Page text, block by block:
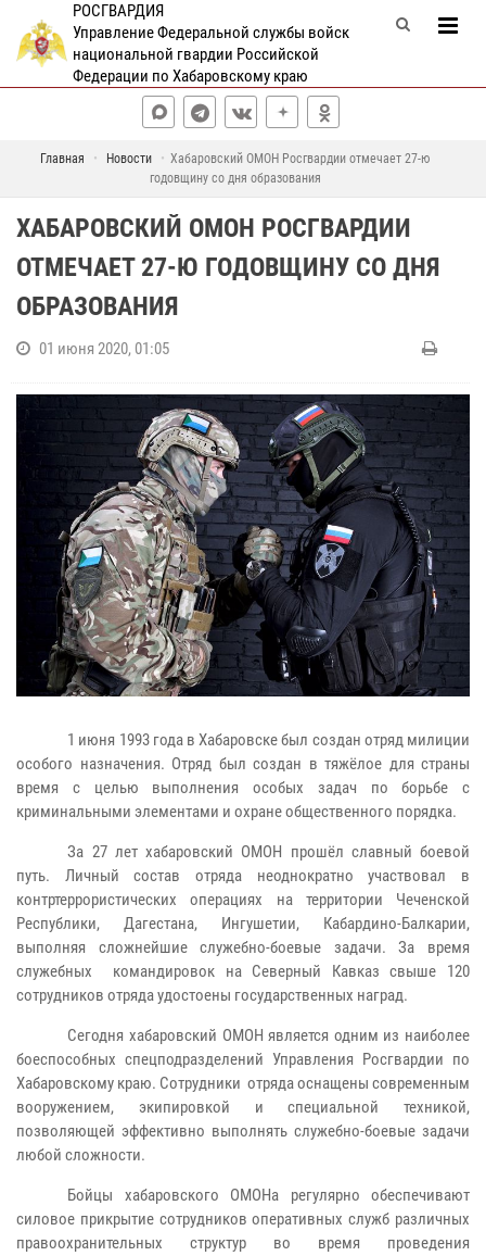
РОСГВАРДИЯ
Управление Федеральной службы войск
национальной гвардии Российской
Федерации по Хабаровскому краю
Главная Новости
Хабаровский ОМОН Росгвардии отмечает 27-ю
годовщину со дня образования
ХАБАРОВСКИЙ ОМОН РОСГВАРДИИ
ОТМЕЧАЕТ 27-Ю ГОДОВЩИНУ СО ДНЯ
ОБРАЗОВАНИЯ
01 июня 2020, 01:05
1 июня 1993 года в Хабаровске был создан отряд милиции
особого назначения. Отряд был создан в тяжёлое для страны
время с целью выполнения особых задач по борьбе с
криминальными элементами и охране общественного порядка.
За 27 лет хабаровский ОМОН прошёл славный боевой
путь. Личный состав отряда неоднократно участвовал в
контртеррористических операциях на территории Чеченской
Республики, Дагестана, Ингушетии, Кабардино-Балкарии,
выполняя сложнейшие служебно-боевые задачи. За время
служебных командировок на Северный Кавказ свыше 120
сотрудников отряда удостоены государственных наград.
Сегодня хабаровский ОМОН является одним из наиболее
боеспособных спецподразделений Управления Росгвардии по
Хабаровскому краю. Сотрудники отряда оснащены современным
вооружением, экипировкой и специальной техникой,
позволяющей эффективно выполнять служебно-боевые задачи
любой сложности.
Бойцы хабаровского ОМОНа регулярно обеспечивают
силовое прикрытие сотрудников оперативных служб различных
правоохранительных структур во время проведения